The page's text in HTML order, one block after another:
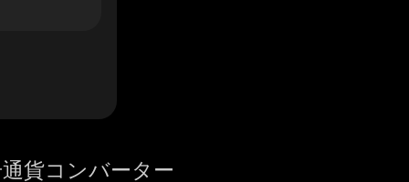
貨コンバーター